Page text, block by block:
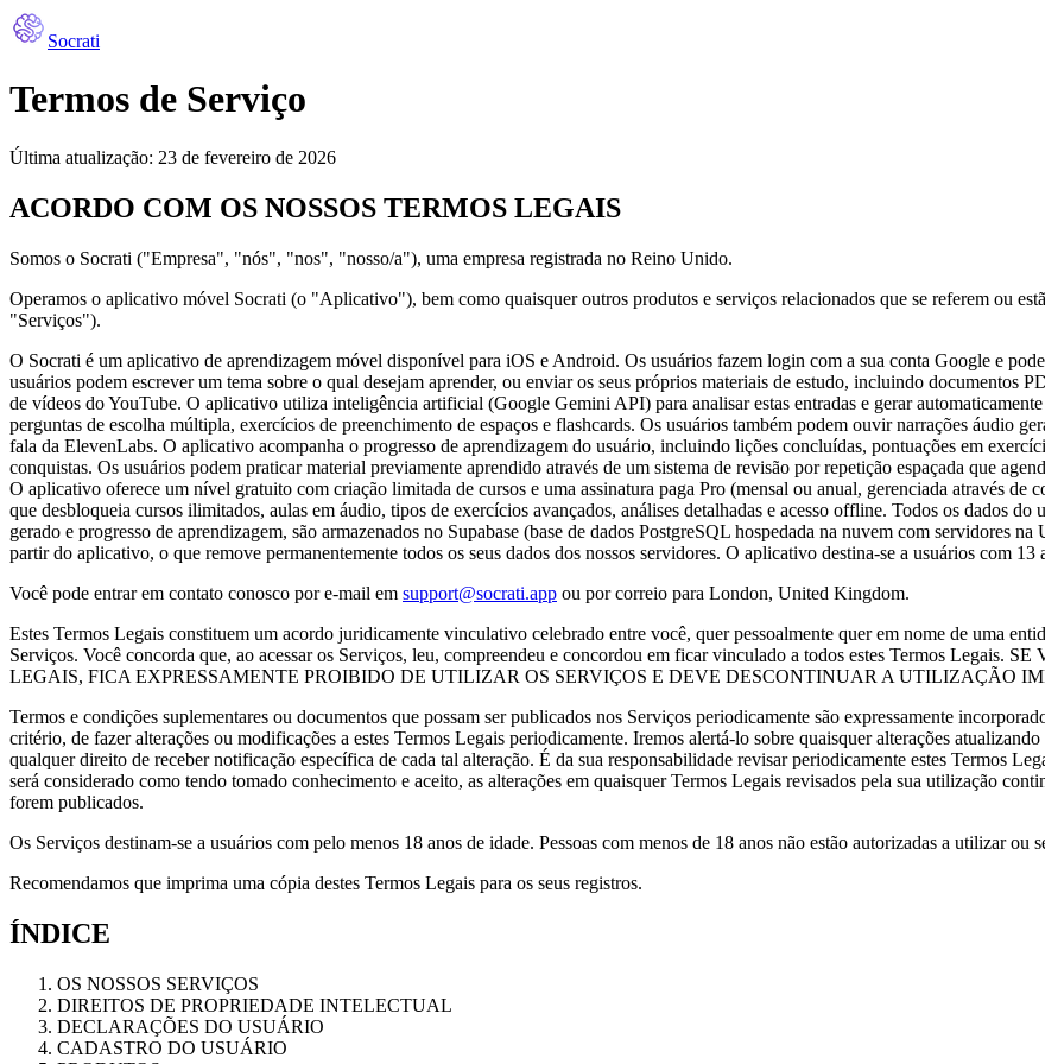
Socrati
Termos de Serviço
Última atualização: 23 de fevereiro de 2026
ACORDO COM OS NOSSOS TERMOS LEGAIS
Somos o Socrati ("Empresa", "nós", "nos", "nosso/a"), uma empresa registrada no Reino Unido.
Operamos o aplicativo móvel Socrati (o "Aplicativo"), bem como quaisquer outros produtos e serviços relacionados que se referem ou
"Serviços").
O Socrati é um aplicativo de aprendizagem móvel disponível para iOS e Android. Os usuários fazem login com a sua conta Google e
usuários podem escrever um tema sobre o qual desejam aprender, ou enviar os seus próprios materiais de estudo, incluindo documentos
de vídeos do YouTube. O aplicativo utiliza inteligência artificial (Google Gemini API) para analisar estas entradas e gerar
perguntas de escolha múltipla, exercícios de preenchimento de espaços e flashcards. Os usuários também podem ouvir narrações áudio
fala da ElevenLabs. O aplicativo acompanha o progresso de aprendizagem do usuário, incluindo lições concluídas, pontuações em
conquistas. Os usuários podem praticar material previamente aprendido através de um sistema de revisão por repetição espaçada que
O aplicativo oferece um nível gratuito com criação limitada de cursos e uma assinatura paga Pro (mensal ou anual, gerenciada através
que desbloqueia cursos ilimitados, aulas em áudio, tipos de exercícios avançados, análises detalhadas e acesso offline. Todos os dados
gerado e progresso de aprendizagem, são armazenados no Supabase (base de dados PostgreSQL hospedada na nuvem com servidores
partir do aplicativo, o que remove permanentemente todos os seus dados dos nossos servidores. O aplicativo destina-se a usuários com
Você pode entrar em contato conosco por e-mail em support@socrati.app ou por correio para London, United Kingdom.
Estes Termos Legais constituem um acordo juridicamente vinculativo celebrado entre você, quer pessoalmente quer em nome de uma
Serviços. Você concorda que, ao acessar os Serviços, leu, compreendeu e concordou em ficar vinculado a todos estes Termos
LEGAIS, FICA EXPRESSAMENTE PROIBIDO DE UTILIZAR OS SERVIÇOS E DEVE DESCONTINUAR A UTILIZAÇÃO
Termos e condições suplementares ou documentos que possam ser publicados nos Serviços periodicamente são expressamente
critério, de fazer alterações ou modificações a estes Termos Legais periodicamente. Iremos alertá-lo sobre quaisquer alterações
qualquer direito de receber notificação específica de cada tal alteração. É da sua responsabilidade revisar periodicamente estes Termos
será considerado como tendo tomado conhecimento e aceito, as alterações em quaisquer Termos Legais revisados pela sua utilização
forem publicados.
Os Serviços destinam-se a usuários com pelo menos 18 anos de idade. Pessoas com menos de 18 anos não estão autorizadas a utilizar ou
Recomendamos que imprima uma cópia destes Termos Legais para os seus registros.
ÍNDICE
OS NOSSOS SERVIÇOS
DIREITOS DE PROPRIEDADE INTELECTUAL
DECLARAÇÕES DO USUÁRIO
CADASTRO DO USUÁRIO